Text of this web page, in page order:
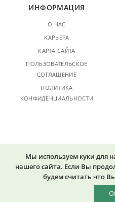
ИНФОРМАЦИЯ
О НАС
КАРЬЕРА
КАРТА САЙТА
ПОЛЬЗОВАТЕЛЬСКОЕ
СОГЛАШЕНИЕ
ПОЛИТИКА
КОНФИДЕНЦИАЛЬНОСТИ
© 2015-2026
Мы используем куки для
нашего сайта. Если Вы
будем считать что